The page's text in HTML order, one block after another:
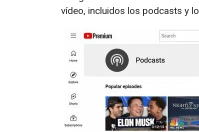
vídeo, incluidos los podcasts y